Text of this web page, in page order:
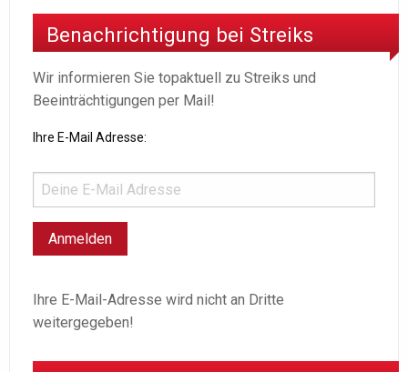
Benachrichtigung bei Streiks
Wir informieren Sie topaktuell zu Streiks und
Beeinträchtigungen per Mail!
Ihre E-Mail Adresse:
Ihre E-Mail-Adresse wird nicht an Dritte
weitergegeben!